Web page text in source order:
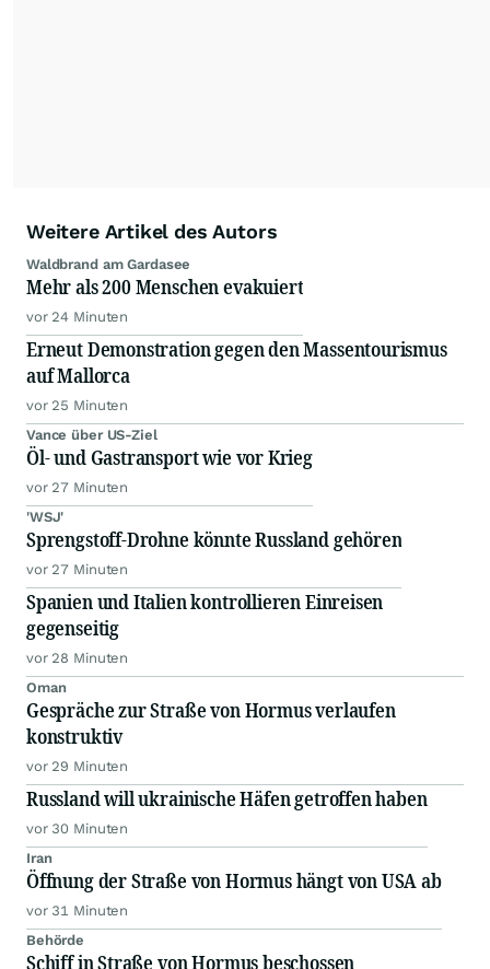
Weitere Artikel des Autors
Waldbrand am Gardasee
Mehr als 200 Menschen evakuiert
vor 24 Minuten
Erneut Demonstration gegen den Massentourismus
auf Mallorca
vor 25 Minuten
Vance über US-Ziel
Öl- und Gastransport wie vor Krieg
vor 27 Minuten
'WSJ'
Sprengstoff-Drohne könnte Russland gehören
vor 27 Minuten
Spanien und Italien kontrollieren Einreisen
gegenseitig
vor 28 Minuten
Oman
Gespräche zur Straße von Hormus verlaufen
konstruktiv
vor 29 Minuten
Russland will ukrainische Häfen getroffen haben
vor 30 Minuten
Iran
Öffnung der Straße von Hormus hängt von USA ab
vor 31 Minuten
Behörde
Schiff in Straße von Hormus beschossen